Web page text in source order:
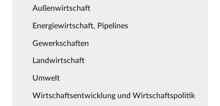
Außenwirtschaft
Energiewirtschaft, Pipelines
Gewerkschaften
Landwirtschaft
Umwelt
Wirtschaftsentwicklung und Wirtschaftspolitik